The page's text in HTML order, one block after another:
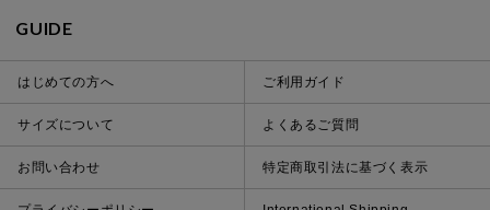
GUIDE
はじめての方へ ご利用ガイド
サイズについて よくあるご質問
お問い合わせ 特定商取引法に基づく表示